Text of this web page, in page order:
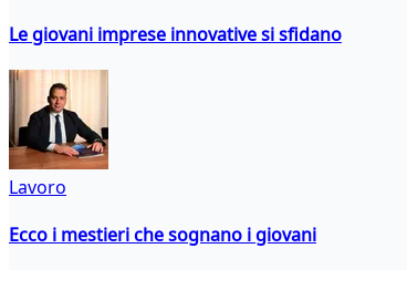
Le giovani imprese innovative si sfidano
Lavoro
Ecco i mestieri che sognano i giovani